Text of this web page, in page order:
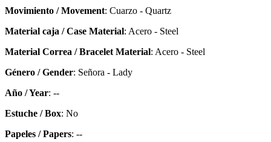
Movimiento / Movement: Cuarzo - Quartz
Material caja / Case Material: Acero - Steel
Material Correa / Bracelet Material: Acero - Steel
Género / Gender: Señora - Lady
Año / Year: --
Estuche / Box: No
Papeles / Papers: --